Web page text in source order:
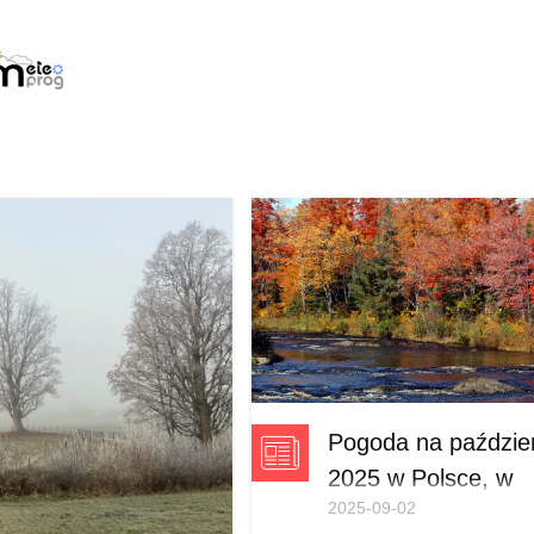
Pogoda na
2025 w Polsce, w
górach, nad
2025-09-02